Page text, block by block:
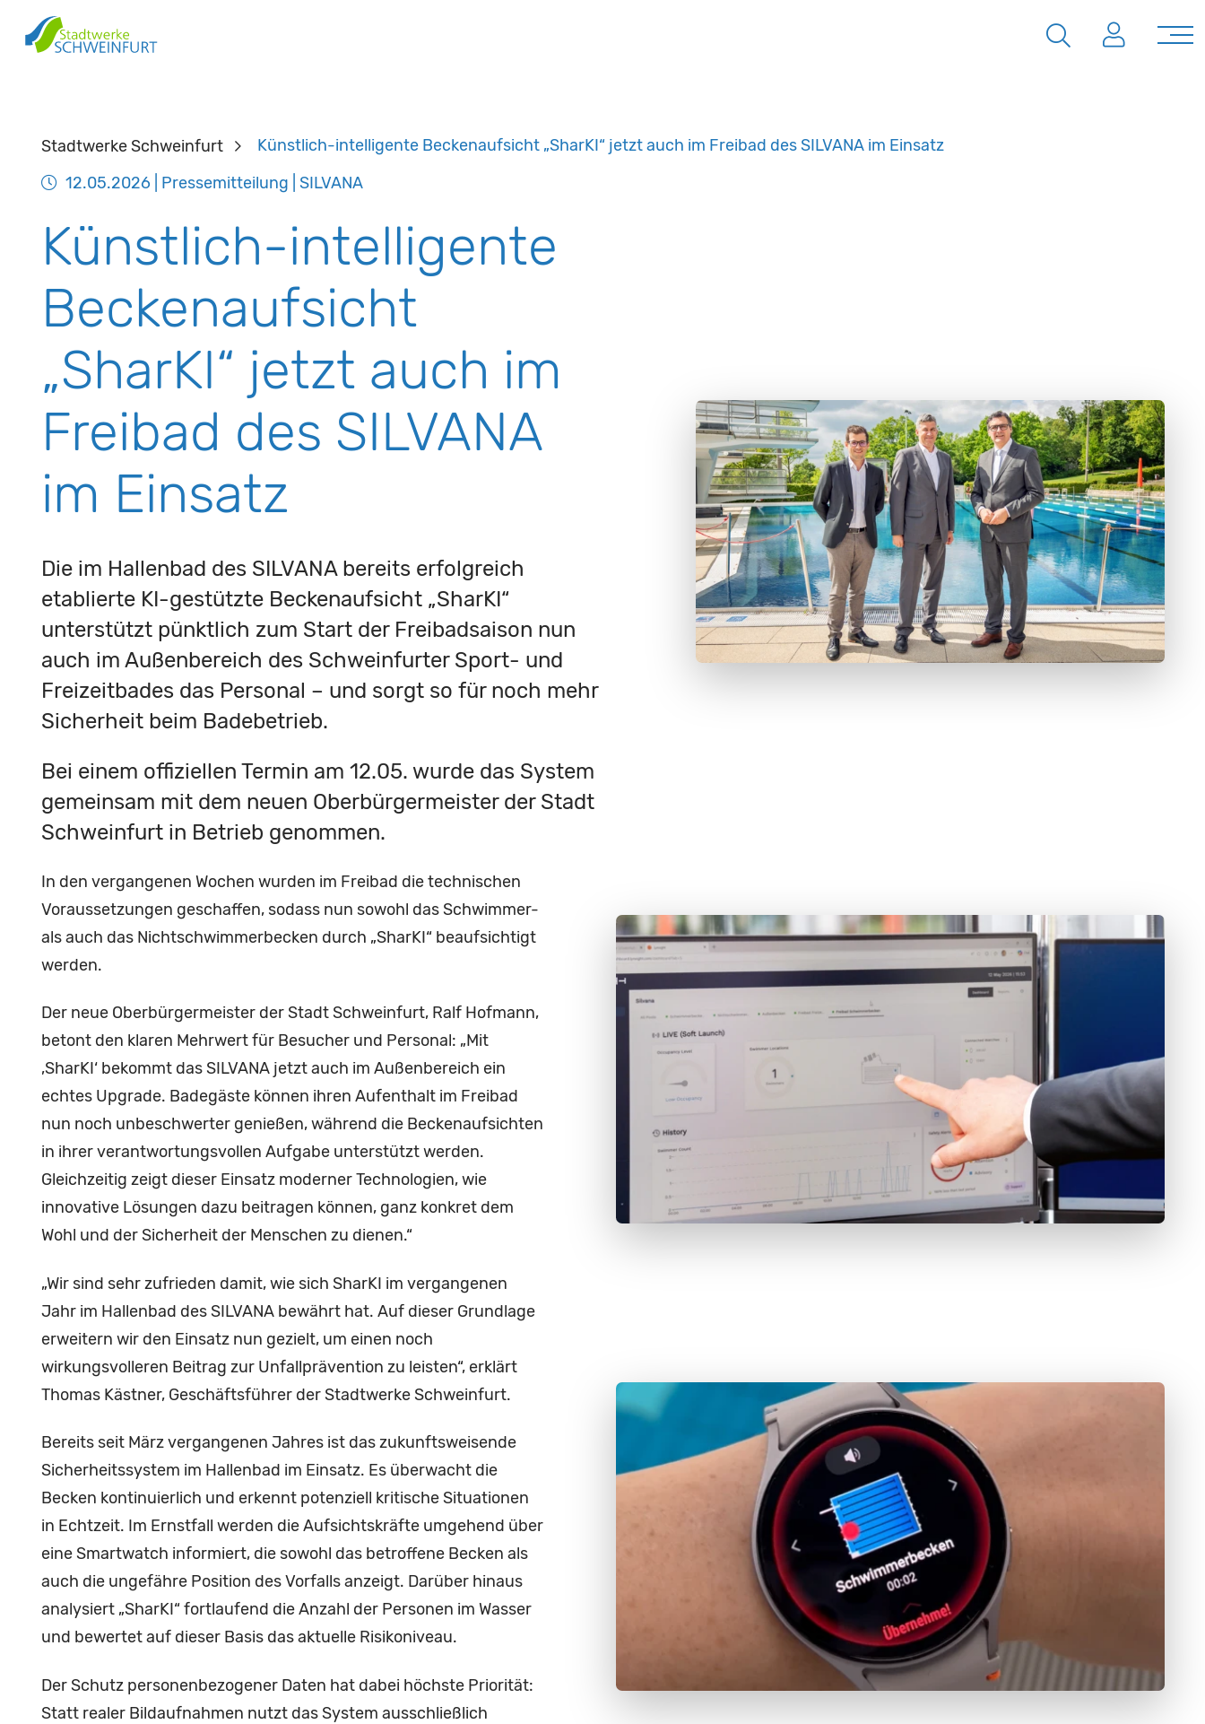
Stadtwerke Schweinfurt
Künstlich-intelligente Beckenaufsicht „SharKI“ jetzt auch im Freibad des SILVANA im Einsatz
12.05.2026| Pressemitteilung | SILVANA
Künstlich-intelligente
Beckenaufsicht
„SharKI“ jetzt auch im
Freibad des SILVANA
im Einsatz
Die im Hallenbad des SILVANA bereits erfolgreich
etablierte KI-gestützte Beckenaufsicht „SharKI“
unterstützt pünktlich zum Start der Freibadsaison nun
auch im Außenbereich des Schweinfurter Sport- und
Freizeitbades das Personal – und sorgt so für noch mehr
Sicherheit beim Badebetrieb.
Bei einem offiziellen Termin am 12.05. wurde das System
gemeinsam mit dem neuen Oberbürgermeister der Stadt
Schweinfurt in Betrieb genommen.
In den vergangenen Wochen wurden im Freibad die technischen
Voraussetzungen geschaffen, sodass nun sowohl das Schwimmer-
als auch das Nichtschwimmerbecken durch „SharKI“ beaufsichtigt
werden.
Der neue Oberbürgermeister der Stadt Schweinfurt, Ralf Hofmann,
betont den klaren Mehrwert für Besucher und Personal: „Mit
‚SharKI‘ bekommt das SILVANA jetzt auch im Außenbereich ein
echtes Upgrade. Badegäste können ihren Aufenthalt im Freibad
nun noch unbeschwerter genießen, während die Beckenaufsichten
in ihrer verantwortungsvollen Aufgabe unterstützt werden.
Gleichzeitig zeigt dieser Einsatz moderner Technologien, wie
innovative Lösungen dazu beitragen können, ganz konkret dem
Wohl und der Sicherheit der Menschen zu dienen.“
„Wir sind sehr zufrieden damit, wie sich SharKI im vergangenen
Jahr im Hallenbad des SILVANA bewährt hat. Auf dieser Grundlage
erweitern wir den Einsatz nun gezielt, um einen noch
wirkungsvolleren Beitrag zur Unfallprävention zu leisten“, erklärt
Thomas Kästner, Geschäftsführer der Stadtwerke Schweinfurt.
Bereits seit März vergangenen Jahres ist das zukunftsweisende
Sicherheitssystem im Hallenbad im Einsatz. Es überwacht die
Becken kontinuierlich und erkennt potenziell kritische Situationen
in Echtzeit. Im Ernstfall werden die Aufsichtskräfte umgehend über
eine Smartwatch informiert, die sowohl das betroffene Becken als
auch die ungefähre Position des Vorfalls anzeigt. Darüber hinaus
analysiert „SharKI“ fortlaufend die Anzahl der Personen im Wasser
und bewertet auf dieser Basis das aktuelle Risikoniveau.
Der Schutz personenbezogener Daten hat dabei höchste Priorität:
Statt realer Bildaufnahmen nutzt das System ausschließlich